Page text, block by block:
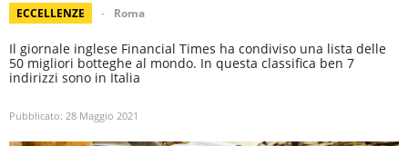
ECCELLENZE Roma
Il giornale inglese Financial Times ha condiviso una lista delle
50 migliori botteghe al mondo. In questa classifica ben 7
indirizzi sono in Italia
Pubblicato: 28 Maggio 2021